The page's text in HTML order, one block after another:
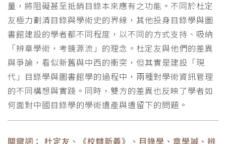
量，將阻礙甚至抵銷目錄本來應有之功能。不同於杜定
友極力劃清目錄與學術史的界線，其他投身目錄學與圖
書館建設的學者都不同程度，以不同的方式支持、吸納
「辨章學術，考鏡源流」的理念。杜定友與他們的差異
與爭論，看似新舊與中西的衝突，但其實是建設「現
代」目錄學與圖書館學的過程中，兩種對學術資訊管理
的不同構想與實踐。同時，雙方的差異也反映了學者如
何面對中國目錄學的學術遺產與遺留下的問題。
關鍵詞： 杜定友、《校讎新義》、目錄學、章學誠、辨